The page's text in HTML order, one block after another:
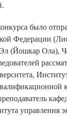
было
Федерации
(Йошкар Ола),